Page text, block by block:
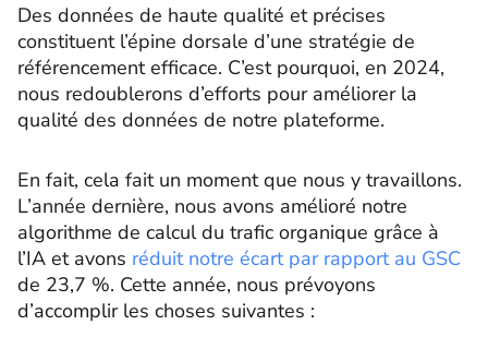
Des données de haute qualité et précises
constituent l’épine dorsale d’une stratégie de
référencement efficace. C’est pourquoi, en 2024,
nous redoublerons d’efforts pour améliorer la
qualité des données de notre plateforme.
En fait, cela fait un moment que nous y travaillons.
L’année dernière, nous avons amélioré notre
algorithme de calcul du trafic organique grâce à
l’IA et avons réduit notre écart par rapport au GSC
de 23,7 %. Cette année, nous prévoyons
d’accomplir les choses suivantes :